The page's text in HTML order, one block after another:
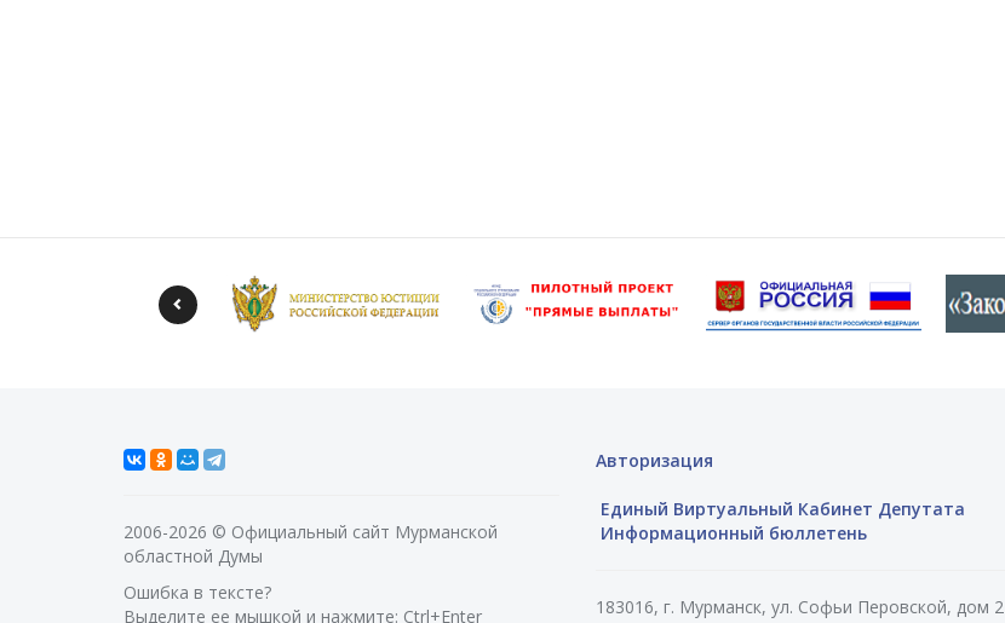
2006-2026 © Официальный сайт Мурманской
областной Думы
Ошибка в тексте?
Выделите ее мышкой и нажмите: Ctrl+Enter
Авторизация
Единый Виртуальный Кабинет Депутата
Информационный бюллетень
183016, г. Мурманск, ул. Софьи Перовской, дом 2